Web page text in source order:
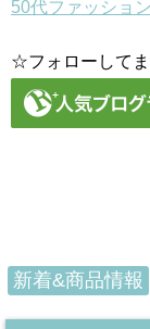
50代ファッショ
☆フォローしてま
新着&商品情報